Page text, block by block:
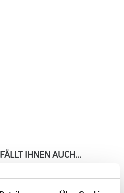
IHNEN AUCH...